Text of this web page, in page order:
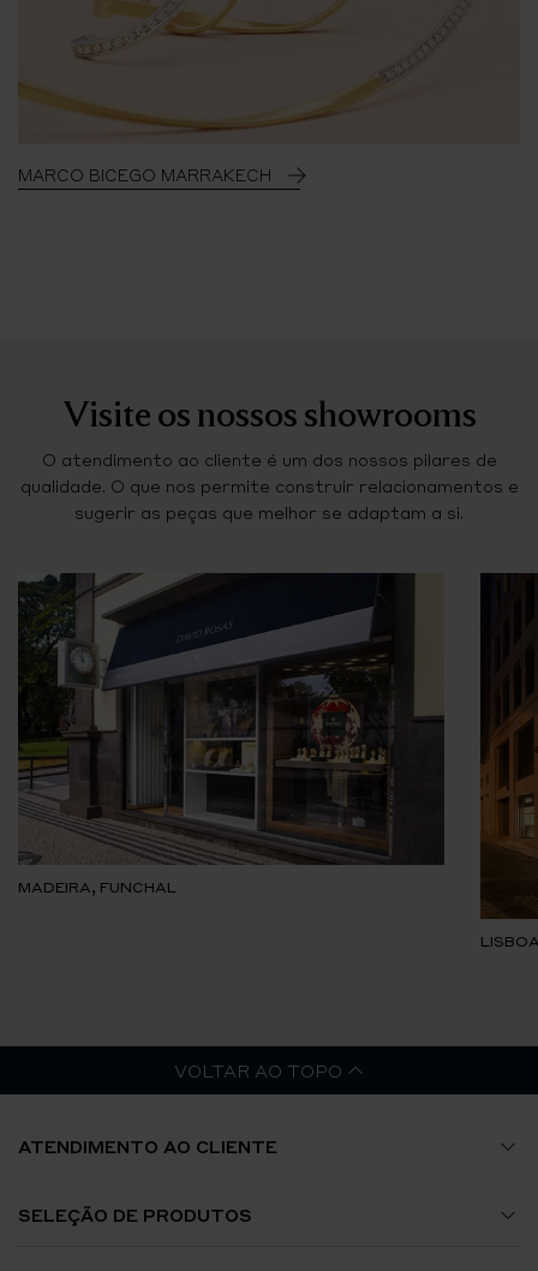
MARCO BICEGO MARRAKECH
Visite os nossos showrooms
O atendimento ao cliente é um dos nossos pilares de
qualidade. O que nos permite construir relacionamentos e
sugerir as peças que melhor se adaptam a si.
MADEIRA, FUNCHAL
VOLTAR AO TOPO
ATENDIMENTO AO CLIENTE
Guia de Tamanhos
SELEÇÃO DE PRODUTOS